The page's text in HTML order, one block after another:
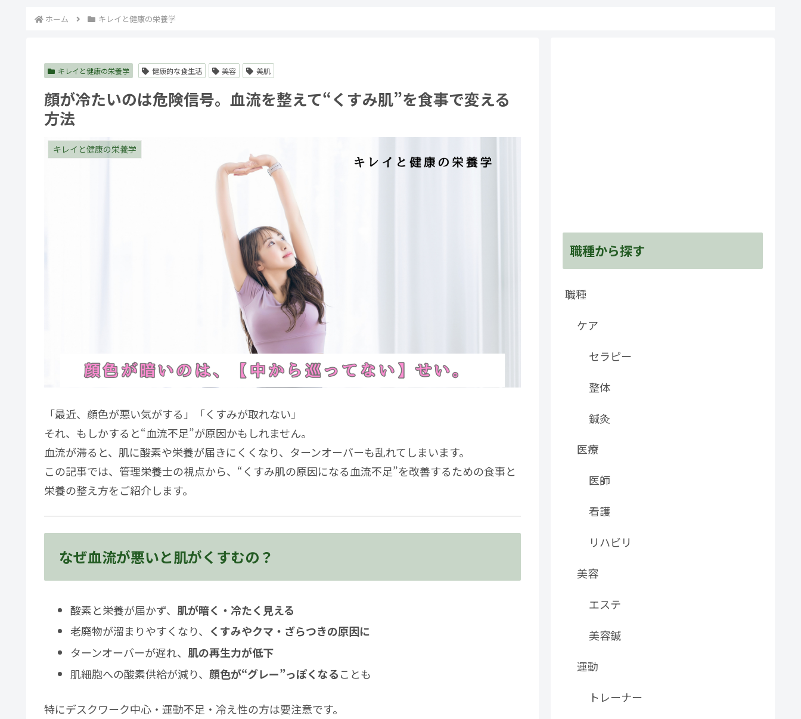
ホーム キレイと健康の栄養学
キレイと健康の栄養学 健康的な食生活 美容 美肌
顔が冷たいのは危険信号。血流を整えて“くすみ肌”を食事で変える
方法
キレイと健康の栄養学
「最近、顔色が悪い気がする」「くすみが取れない」
それ、もしかすると“血流不足”が原因かもしれません。
血流が滞ると、肌に酸素や栄養が届きにくくなり、ターンオーバーも乱れてしまいます。
この記事では、管理栄養士の視点から、“くすみ肌の原因になる血流不足”を改善するための食事と
栄養の整え方をご紹介します。
なぜ血流が悪いと肌がくすむの？
酸素と栄養が届かず、 肌が暗く・冷たく見える
老廃物が溜まりやすくなり、 くすみやクマ・ざらつきの原因に
ターンオーバーが遅れ、 肌の再生力が低下
肌細胞への酸素供給が減り、 顔色が“グレー”っぽくなることも
特にデスクワーク中心・運動不足・冷え性の方は要注意です。
職種から探す
職種
ケア
セラピー
整体
鍼灸
医療
医師
看護
リハビリ
美容
エステ
美容鍼
運動
トレーナー